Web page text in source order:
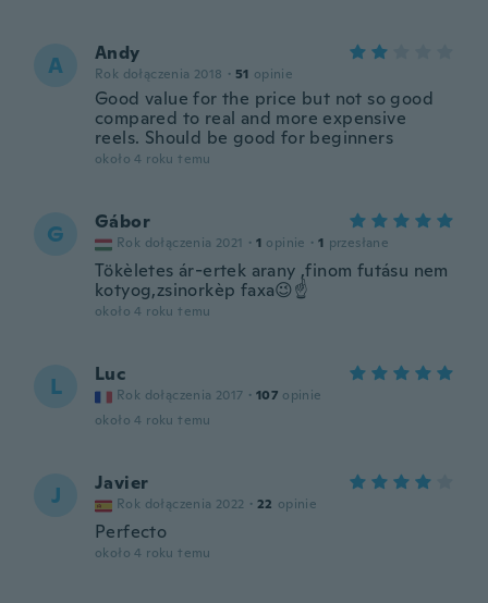
A Andy
Rok dołączenia 2018 · 51 opinie
Good value for the price but not so good
compared to real and more expensive
reels. Should be good for beginners
około 4 roku temu
G Gábor
Rok dołączenia 2021 · 1 opinie · 1 przesłane
Tökèletes ár-ertek arany ,finom futásu nem
kotyog,zsinorkèp faxa😉☝️
około 4 roku temu
L Luc
Rok dołączenia 2017 · 107 opinie
około 4 roku temu
J Javier
Rok dołączenia 2022 · 22 opinie
Perfecto
około 4 roku temu